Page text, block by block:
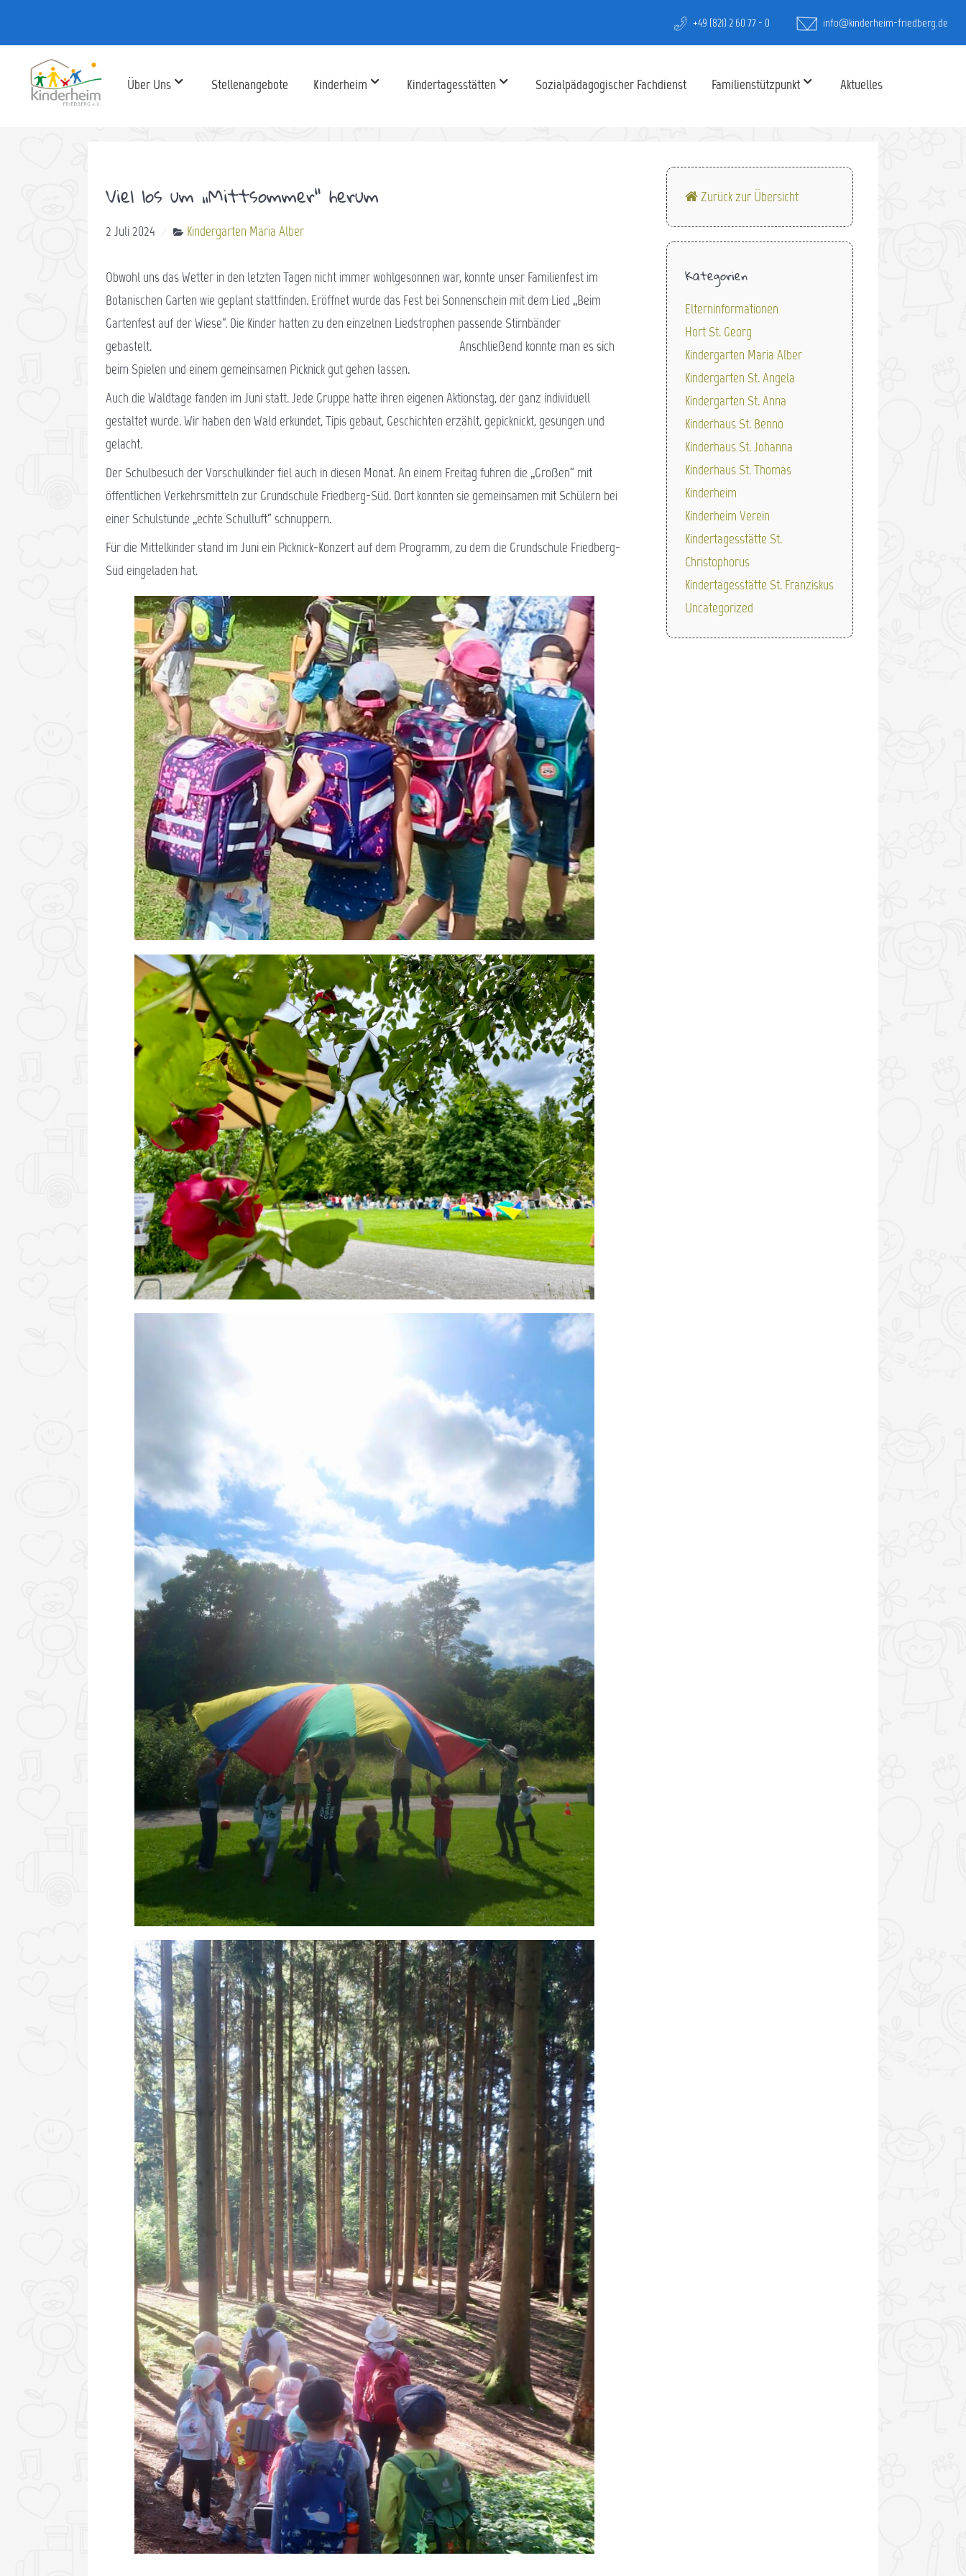
+49 (821) 2 60 77 - 0 info@kinderheim-friedberg.de
Über Uns Stellenangebote Kinderheim Kindertagesstätten Sozialpädagogischer Fachdienst Familienstützpunkt Aktuelles
Viel los um „Mittsommer“ herum
2 Juli 2024 Kindergarten Maria Alber
Obwohl uns das Wetter in den letzten Tagen nicht immer wohlgesonnen war, konnte unser Familienfest im
Botanischen Garten wie geplant stattfinden. Eröffnet wurde das Fest bei Sonnenschein mit dem Lied „Beim
Gartenfest auf der Wiese“. Die Kinder hatten zu den einzelnen Liedstrophen passende Stirnbänder
gebastelt. Anschließend konnte man es sich
beim Spielen und einem gemeinsamen Picknick gut gehen lassen.
Auch die Waldtage fanden im Juni statt. Jede Gruppe hatte ihren eigenen Aktionstag, der ganz individuell
gestaltet wurde. Wir haben den Wald erkundet, Tipis gebaut, Geschichten erzählt, gepicknickt, gesungen und
gelacht.
Der Schulbesuch der Vorschulkinder fiel auch in diesen Monat. An einem Freitag fuhren die „Großen“ mit
öffentlichen Verkehrsmitteln zur Grundschule Friedberg-Süd. Dort konnten sie gemeinsamen mit Schülern bei
einer Schulstunde „echte Schulluft“ schnuppern.
Für die Mittelkinder stand im Juni ein Picknick-Konzert auf dem Programm, zu dem die Grundschule Friedberg-
Süd eingeladen hat.
Zurück zur Übersicht
Kategorien
Elterninformationen
Hort St. Georg
Kindergarten Maria Alber
Kindergarten St. Angela
Kindergarten St. Anna
Kinderhaus St. Benno
Kinderhaus St. Johanna
Kinderhaus St. Thomas
Kinderheim
Kinderheim Verein
Kindertagesstätte St.
Christophorus
Kindertagesstätte St. Franziskus
Uncategorized